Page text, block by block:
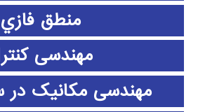
منطق فازي
مهندسی
مهندسی مکانیک در